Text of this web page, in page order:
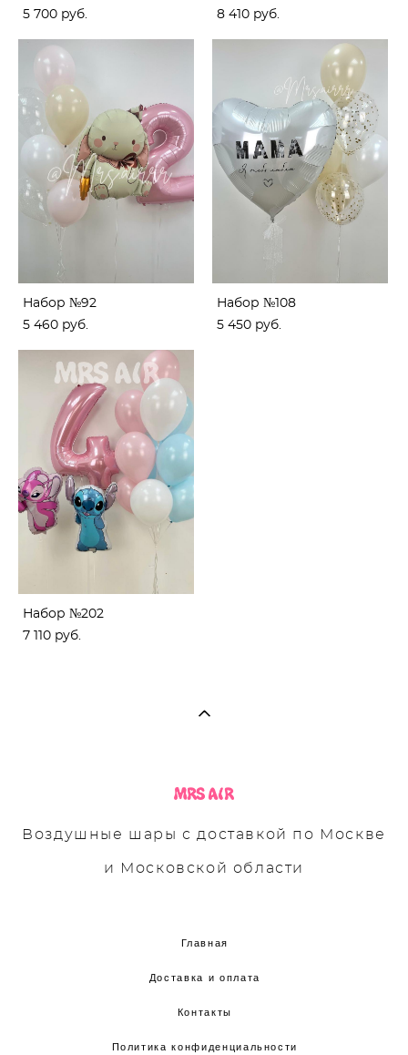
5 700 pуб.
8 410 pуб.
Набор №92
5 460 pуб.
Набор №108
5 450 pуб.
Набор №202
7 110 pуб.
Воздушные шары с доставкой по Москве
и Московской области
Главная
Доставка и оплата
Контакты
Политика конфиденциальности